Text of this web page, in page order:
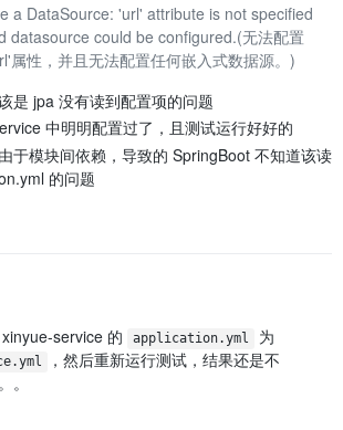
a DataSource: 'url' attribute is not specified
datasource could be configured.(无法配置
属性，并且无法配置任何嵌入式数据源。)
是 jpa 没有读到配置项的问题
中明明配置过了，且测试运行好好的
于模块间依赖，导致的 SpringBoot 不知道该读
的问题
service 的 application.yml 为
，然后重新运行测试，结果还是不
。